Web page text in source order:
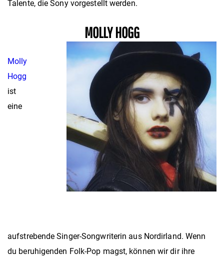
Talente, die Sony vorgestellt werden.
MOLLY HOGG
Molly
Hogg
ist
eine
aufstrebende Singer-Songwriterin aus Nordirland. Wenn
du beruhigenden Folk-Pop magst, können wir dir ihre